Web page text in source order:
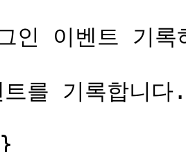
이벤트 기록
트를 기록합니다.